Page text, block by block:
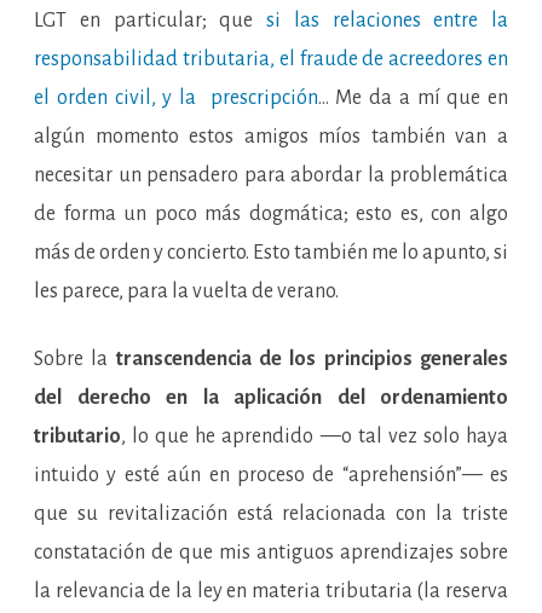
LGT en particular; que si las relaciones entre la
responsabilidad tributaria, el fraude de acreedores en
el orden civil, y la prescripción… Me da a mí que en
algún momento estos amigos míos también van a
necesitar un pensadero para abordar la problemática
de forma un poco más dogmática; esto es, con algo
más de orden y concierto. Esto también me lo apunto, si
les parece, para la vuelta de verano.
Sobre la transcendencia de los principios generales
del derecho en la aplicación del ordenamiento
tributario, lo que he aprendido —o tal vez solo haya
intuido y esté aún en proceso de “aprehensión”— es
que su revitalización está relacionada con la triste
constatación de que mis antiguos aprendizajes sobre
la relevancia de la ley en materia tributaria (la reserva